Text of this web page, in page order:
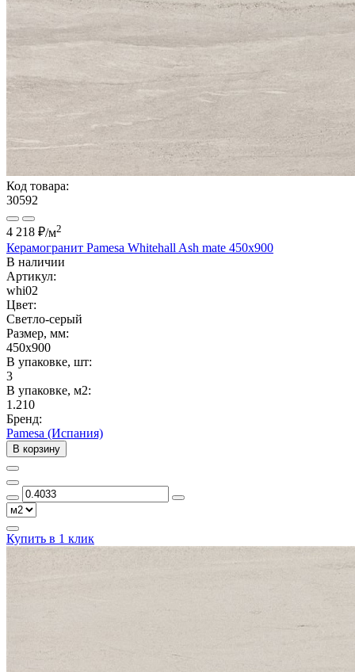
Код товара:
30592
4 218 ₽/м2
Керамогранит Pamesa Whitehall Ash mate 450x900
В наличии
Артикул:
whi02
Цвет:
Светло-серый
Размер, мм:
450x900
В упаковке, шт:
3
В упаковке, м2:
1.210
Бренд:
Pamesa (Испания)
В корзину
Купить в 1 клик